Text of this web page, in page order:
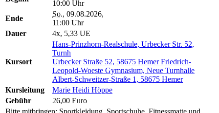
10:00 Uhr
Ende
So., 09.08.2026,
11:00 Uhr
Dauer
4x, 5,33 UE
Kursort
Hans-Prinzhorn-Realschule, Urbecker Str. 52,
Turnh
Urbecker Straße 52, 58675 HemerFriedrich-
Leopold-Woeste Gymnasium, Neue Turnhalle
Albert-Schweitzer-Straße 1, 58675 Hemer
Kursleitung
Marie Heidi Höppe
Gebühr
26,00 Euro
Bitte mitbringen: Sportkleidung, Sportschuhe, Fitnessmatte und